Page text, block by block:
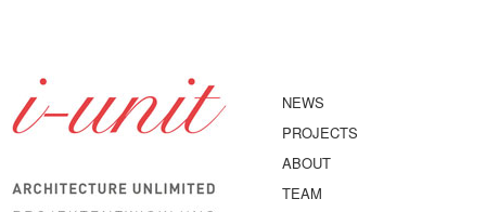
NEWS
PROJECTS
ABOUT
TEAM